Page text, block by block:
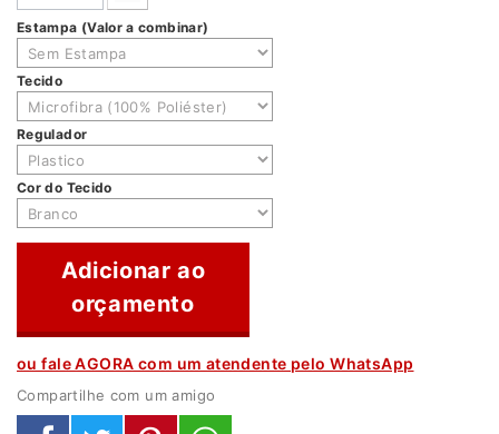
Estampa (Valor a combinar)
Tecido
Regulador
Cor do Tecido
Adicionar ao
orçamento
ou fale AGORA com um atendente pelo WhatsApp
Compartilhe com um amigo